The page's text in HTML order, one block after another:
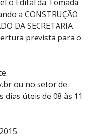
o Edital da Tomada
a CONSTRUÇÃO
DA SECRETARIA
prevista para o
ou no setor de
dias úteis de 08 às 11